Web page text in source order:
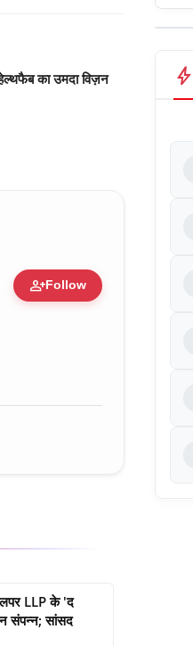
का उमदा विज़न
person_addFollow
LLP के 'द
संपन्न; सांसद
bolt